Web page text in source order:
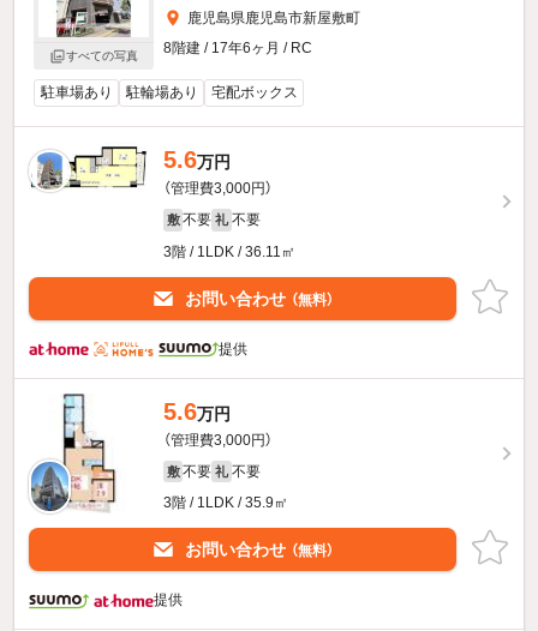
すべての写真
鹿児島県鹿児島市新屋敷町
8階建 / 17年6ヶ月 / RC
駐車場あり 駐輪場あり 宅配ボックス
5.6万円
（管理費3,000円）
敷 不要 礼 不要
3階 / 1LDK / 36.11㎡
お問い合わせ （無料）
提供
5.6万円
（管理費3,000円）
敷 不要 礼 不要
3階 / 1LDK / 35.9㎡
お問い合わせ （無料）
提供